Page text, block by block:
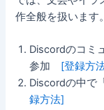
作全般を扱います。
Discordのコミ
参加 [登録方
Discordの中で
録方法]